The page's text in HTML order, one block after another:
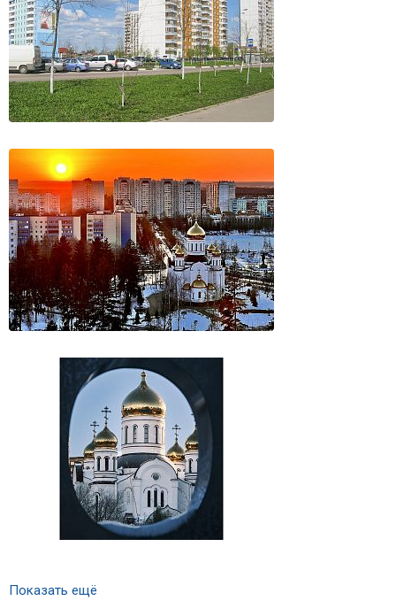
Показать ещё